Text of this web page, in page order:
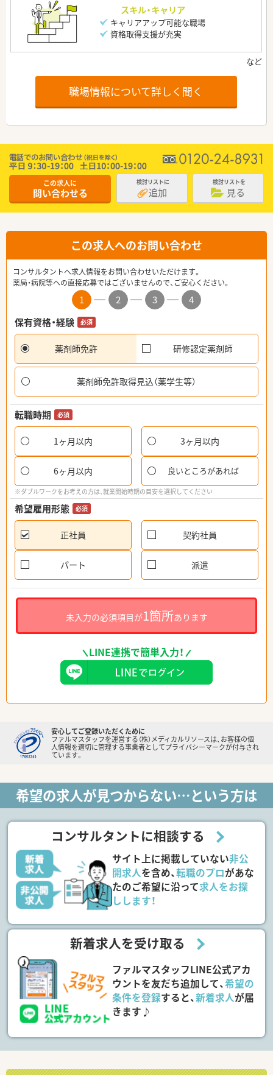
スキル・キャリア
キャリアアップ可能な職場
資格取得支援が充実
職場情報について詳しく聞く
この求人に
問い合わせる
検討リストに
追加
検討リストを
見る
この求人へのお問い合わせ
コンサルタントへ求人情報をお問い合わせいただけます。
薬局・病院等への直接応募ではございませんので、ご安心ください。
1 2 3
4
保有資格・経験
必須
薬剤師免許 研修認定薬剤師
薬剤師免許取得見込（薬学生等）
転職時期 必須
1ヶ月以内 3ヶ月以内
6ヶ月以内 良いところがあれば
※ダブルワークをお考えの方は、就業開始時期の目安を選択してください
希望雇用形態 必須
正社員 契約社員
パート 派遣
未入力の必須項目が1箇所あります
LINE連携で簡単入力！
安心してご登録いただくために
ファルマスタッフを運営する（株）メディカルリソースは、お客様の個
人情報を適切に管理する事業者としてプライバシーマークが付与され
ています。
希望の求人が見つからない…という方は
コンサルタントに相談する
サイト上に掲載していない非公
開求人を含め、転職のプロがあな
たのご希望に沿って求人をお探
しします！
新着求人を受け取る
ファルマスタッフLINE公式アカ
ウントを友だち追加して、希望の
条件を登録すると、新着求人が届
きます♪